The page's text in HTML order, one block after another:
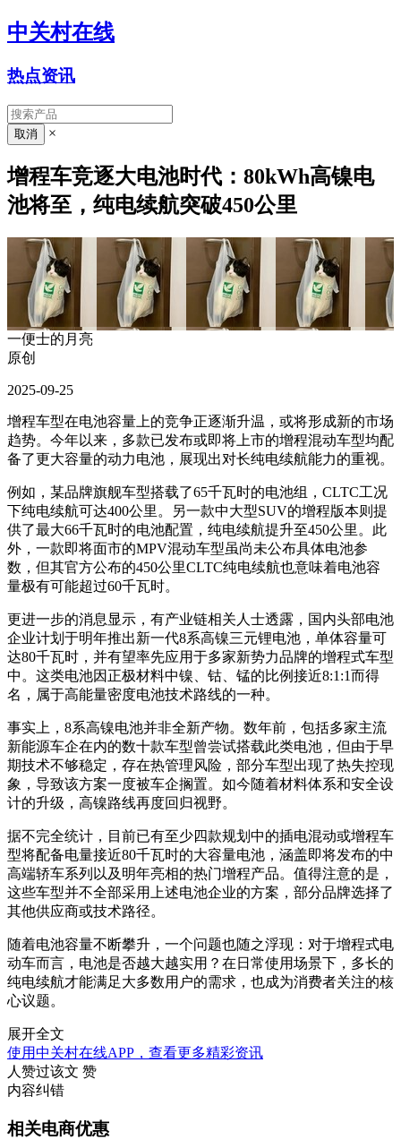
中关村在线
热点资讯
×
增程车竞逐大电池时代：80kWh高镍电
池将至，纯电续航突破450公里
一便士的月亮
原创
2025-09-25
增程车型在电池容量上的竞争正逐渐升温，或将形成新的市场
趋势。今年以来，多款已发布或即将上市的增程混动车型均配
备了更大容量的动力电池，展现出对长纯电续航能力的重视。
例如，某品牌旗舰车型搭载了65千瓦时的电池组，CLTC工况
下纯电续航可达400公里。另一款中大型SUV的增程版本则提
供了最大66千瓦时的电池配置，纯电续航提升至450公里。此
外，一款即将面市的MPV混动车型虽尚未公布具体电池参
数，但其官方公布的450公里CLTC纯电续航也意味着电池容
量极有可能超过60千瓦时。
更进一步的消息显示，有产业链相关人士透露，国内头部电池
企业计划于明年推出新一代8系高镍三元锂电池，单体容量可
达80千瓦时，并有望率先应用于多家新势力品牌的增程式车型
中。这类电池因正极材料中镍、钴、锰的比例接近8:1:1而得
名，属于高能量密度电池技术路线的一种。
事实上，8系高镍电池并非全新产物。数年前，包括多家主流
新能源车企在内的数十款车型曾尝试搭载此类电池，但由于早
期技术不够稳定，存在热管理风险，部分车型出现了热失控现
象，导致该方案一度被车企搁置。如今随着材料体系和安全设
计的升级，高镍路线再度回归视野。
据不完全统计，目前已有至少四款规划中的插电混动或增程车
型将配备电量接近80千瓦时的大容量电池，涵盖即将发布的中
高端轿车系列以及明年亮相的热门增程产品。值得注意的是，
这些车型并不全部采用上述电池企业的方案，部分品牌选择了
其他供应商或技术路径。
随着电池容量不断攀升，一个问题也随之浮现：对于增程式电
动车而言，电池是否越大越实用？在日常使用场景下，多长的
纯电续航才能满足大多数用户的需求，也成为消费者关注的核
心议题。
展开全文
使用中关村在线APP，查看更多精彩资讯
人赞过该文 赞
内容纠错
相关电商优惠